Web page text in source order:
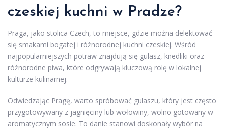
czeskiej kuchni w Pradze?
Praga, jako stolica Czech, to miejsce, gdzie można delektować
się smakami bogatej i różnorodnej kuchni czeskiej. Wśród
najpopularniejszych potraw znajdują się gulasz, knedliki oraz
różnorodne piwa, które odgrywają kluczową rolę w lokalnej
kulturze kulinarnej.
Odwiedzając Pragę, warto spróbować gulaszu, który jest często
przygotowywany z jagnięciny lub wołowiny, wolno gotowany w
aromatycznym sosie. To danie stanowi doskonały wybór na